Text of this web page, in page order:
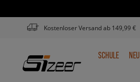
Kostenloser Versand ab 149,99 €
SCHULE
SCHULE NEU
NEU